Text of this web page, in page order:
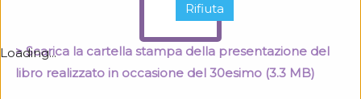
Rifiuta
Loading...
> Scarica la cartella stampa della presentazione del
libro realizzato in occasione del 30esimo (3.3 MB)